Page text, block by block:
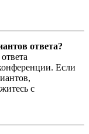
ответа?
Если
с